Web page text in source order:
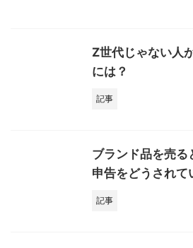
Z世代じゃない人
には？
記事
ブランド品を売る
申告をどうされて
記事